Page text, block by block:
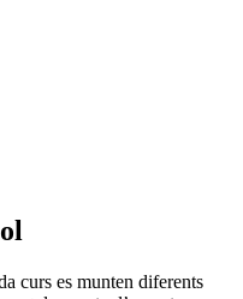
curs es munten diferents